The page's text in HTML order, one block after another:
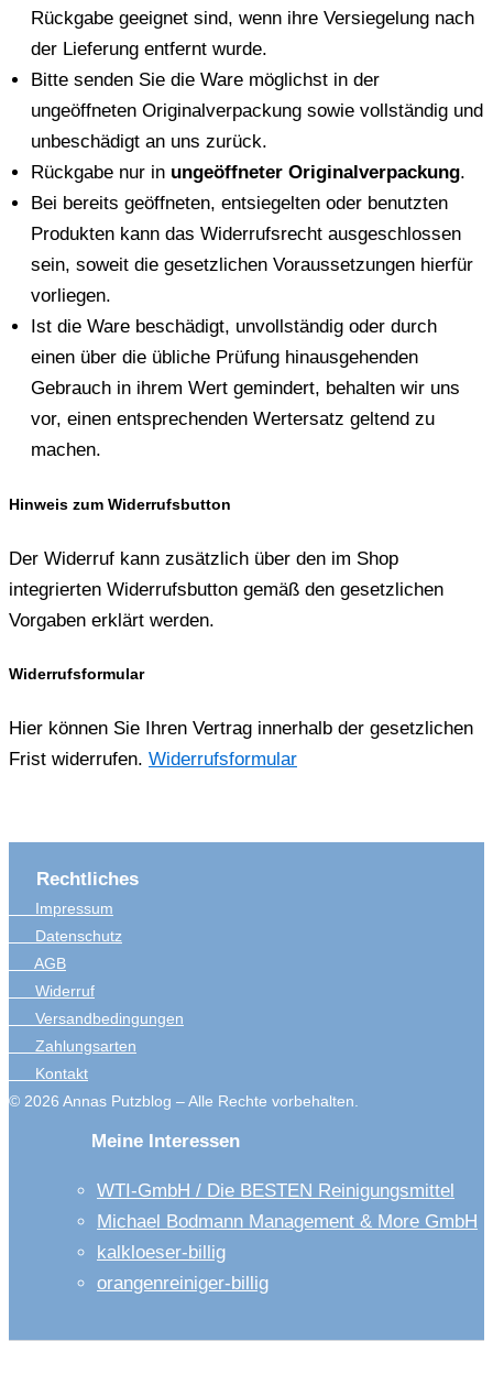
Rückgabe geeignet sind, wenn ihre Versiegelung nach
der Lieferung entfernt wurde.
Bitte senden Sie die Ware möglichst in der
ungeöffneten Originalverpackung sowie vollständig und
unbeschädigt an uns zurück.
Rückgabe nur in ungeöffneter Originalverpackung.
Bei bereits geöffneten, entsiegelten oder benutzten
Produkten kann das Widerrufsrecht ausgeschlossen
sein, soweit die gesetzlichen Voraussetzungen hierfür
vorliegen.
Ist die Ware beschädigt, unvollständig oder durch
einen über die übliche Prüfung hinausgehenden
Gebrauch in ihrem Wert gemindert, behalten wir uns
vor, einen entsprechenden Wertersatz geltend zu
machen.
Hinweis zum Widerrufsbutton
Der Widerruf kann zusätzlich über den im Shop
integrierten Widerrufsbutton gemäß den gesetzlichen
Vorgaben erklärt werden.
Widerrufsformular
Hier können Sie Ihren Vertrag innerhalb der gesetzlichen
Frist widerrufen. Widerrufsformular
Rechtliches
Impressum
Datenschutz
AGB
Widerruf
Versandbedingungen
Zahlungsarten
Kontakt
© 2026 Annas Putzblog – Alle Rechte vorbehalten.
Meine Interessen
WTI-GmbH / Die BESTEN Reinigungsmittel
Michael Bodmann Management & More GmbH
kalkloeser-billig
orangenreiniger-billig